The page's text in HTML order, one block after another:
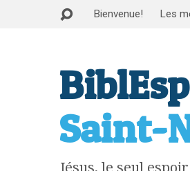
Bienvenue! Les
Saint-
Jésus, le seul